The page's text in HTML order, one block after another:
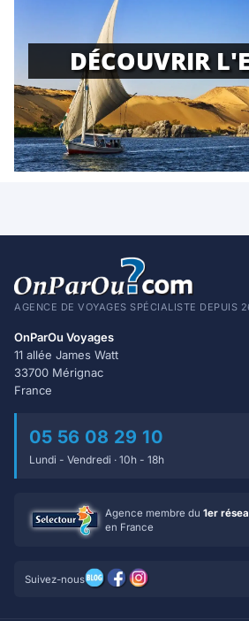
DÉCOUVRIR
AGENCE DE VOYAGES SPÉCIALISTE DEPUIS
OnParOu Voyages
11 allée James Watt
33700 Mérignac
France
05 56 08 29 10
Lundi - Vendredi · 10h - 18h
Agence membre du 1er
en France
Suivez-nous